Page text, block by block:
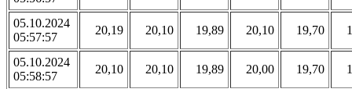
05.10.2024
05:57:57
20,19 20,10 19,89 20,10 19,70
05.10.2024
05:58:57
20,10 20,10 19,89 20,00 19,70